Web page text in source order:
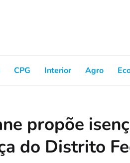
CPG Interior Agro
propõe
do Distrito